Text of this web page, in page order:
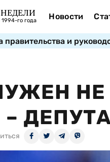
го года Новости
правительства и
НЕ